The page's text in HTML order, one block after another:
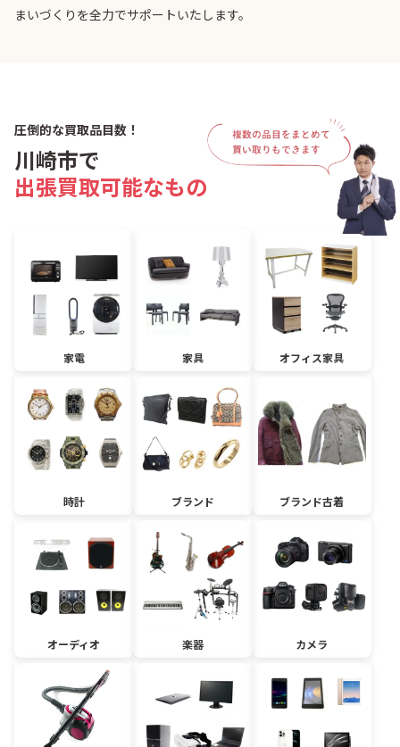
まいづくりを全力でサポートいたします。
圧倒的な買取品目数！
川崎市で
出張買取可能なもの
家電 家具 オフィス家具
時計 ブランド ブランド古着
オーディオ 楽器 カメラ